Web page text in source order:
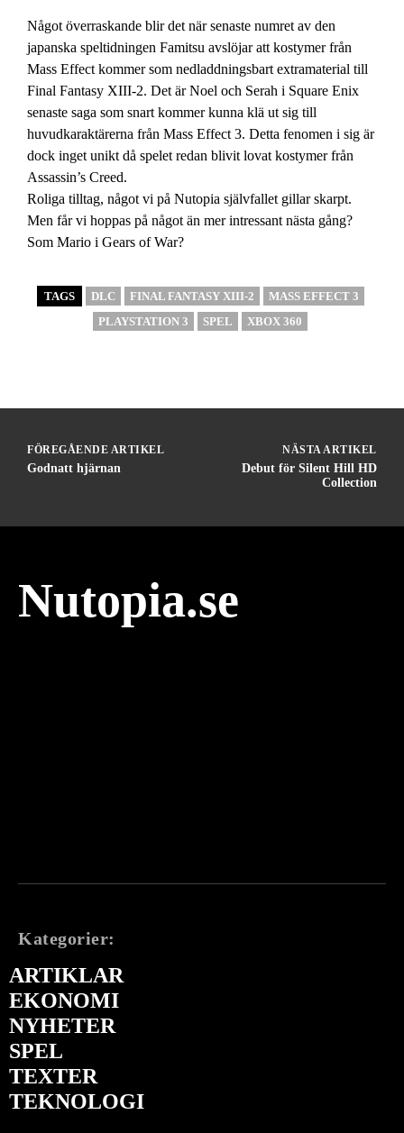
Något överraskande blir det när senaste numret av den
japanska speltidningen Famitsu avslöjar att kostymer från
Mass Effect kommer som nedladdningsbart extramaterial till
Final Fantasy XIII-2. Det är Noel och Serah i Square Enix
senaste saga som snart kommer kunna klä ut sig till
huvudkaraktärerna från Mass Effect 3. Detta fenomen i sig är
dock inget unikt då spelet redan blivit lovat kostymer från
Assassin’s Creed.
Roliga tilltag, något vi på Nutopia självfallet gillar skarpt.
Men får vi hoppas på något än mer intressant nästa gång?
Som Mario i Gears of War?
TAGS DLC FINAL FANTASY XIII-2
MASS EFFECT 3
PLAYSTATION 3
SPEL XBOX 360
FÖREGÅENDE ARTIKEL
Godnatt hjärnan
NÄSTA ARTIKEL
Debut för Silent Hill HD
Collection
Nutopia.se
Kategorier:
ARTIKLAR
EKONOMI
NYHETER
SPEL
TEXTER
TEKNOLOGI